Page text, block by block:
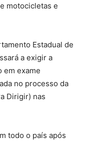
motocicletas e
Estadual de
a exigir a
em exame
no processo da
Dirigir) nas
todo o país após